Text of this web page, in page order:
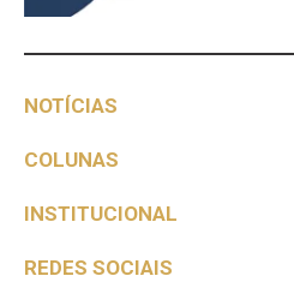
NOTÍCIAS
COLUNAS
INSTITUCIONAL
REDES SOCIAIS